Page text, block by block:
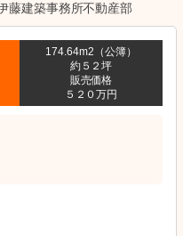
藤建築事務所不動産部
174.64m2（公簿）
約５２坪
販売価格
５２０万円